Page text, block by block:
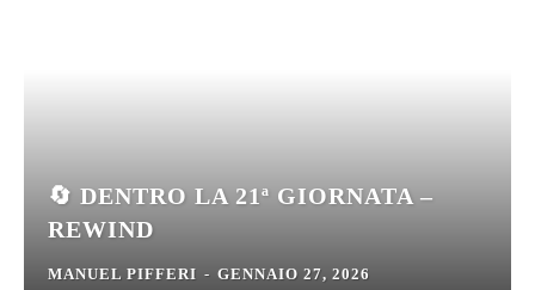
🔄 DENTRO LA 21ª GIORNATA –
REWIND
MANUEL PIFFERI - GENNAIO 27, 2026